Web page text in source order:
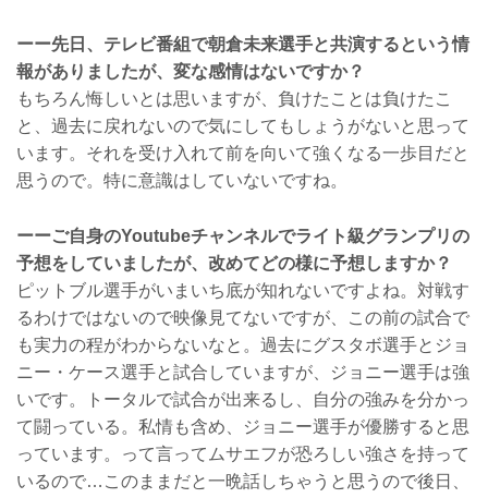
ーー先日、テレビ番組で朝倉未来選手と共演するという情
報がありましたが、変な感情はないですか？
もちろん悔しいとは思いますが、負けたことは負けたこ
と、過去に戻れないので気にしてもしょうがないと思って
います。それを受け入れて前を向いて強くなる一歩目だと
思うので。特に意識はしていないですね。
ーーご自身のYoutubeチャンネルでライト級グランプリの
予想をしていましたが、改めてどの様に予想しますか？
ピットブル選手がいまいち底が知れないですよね。対戦す
るわけではないので映像見てないですが、この前の試合で
も実力の程がわからないなと。過去にグスタボ選手とジョ
ニー・ケース選手と試合していますが、ジョニー選手は強
いです。トータルで試合が出来るし、自分の強みを分かっ
て闘っている。私情も含め、ジョニー選手が優勝すると思
っています。って言ってムサエフが恐ろしい強さを持って
いるので…このままだと一晩話しちゃうと思うので後日、